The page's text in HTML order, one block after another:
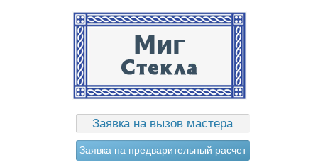
Заявка на вызов мастера
Заявка на предварительный расчет